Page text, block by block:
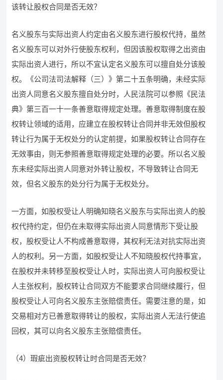
该转让股权合同是否无效？
名义股东与实际出资人约定由名义股东进行股权代持，虽然
名义股东可以对外行使股东权利，但因该股权取得之出资由
实际出资人进行，所以不宜认定名义股东可以擅自处分该股
权。《公司法司法解释（三）》第二十五条明确，未经实际
出资人同意名义股东擅自处分时，人民法院可以参照《民法
典》第三百一十一条善意取得规定处理。善意取得制度在股
权转让领域的适用，应建立在股权转让合同并非无效但股权
转让行为属于无权处分的认定前提，如果股权转让合同存在
无效事由，则无参照善意取得规定处理的必要。所以名义股
东未经实际出资人同意对外转让股权，不导致转让合同无
效，但名义股东的处分行为属于无权处分。
一方面，如股权受让人明确知晓名义股东与实际出资人的股
权代持约定，但仍在未取得实际出资人同意情形下受让股
权，股权受让人不构成善意取得，其权利无法对抗实际出资
人的权利。另一方面，如股权受让人不知晓股权代持事宜，
在股权并未转移至股权受让人时，实际出资人可向股权受让
人主张权利，股权转让合同双方不能要求合同继续履行，但
股权受让人可向名义股东主张赔偿责任。需要注意的是，如
交易相对方已善意取得转让的股权，实际出资人无法行使追
回权，其可以向名义股东主张赔偿责任。
（4）瑕疵出资股权转让时合同是否无效？